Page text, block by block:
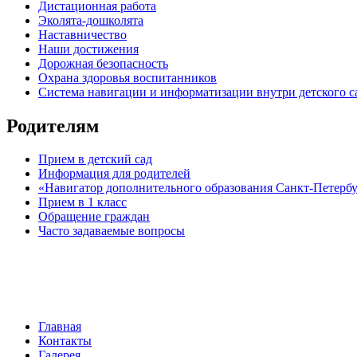
Дистационная работа
Эколята-дошколята
Наставничество
Наши достижения
Дорожная безопасность
Охрана здоровья воспитанников
Система навигации и информатизации внутри детского
Родителям
Прием в детский сад
Информация для родителей
«Навигатор дополнительного образования Санкт-
Прием в 1 класс
Обращение граждан
Часто задаваемые вопросы
Главная
Контакты